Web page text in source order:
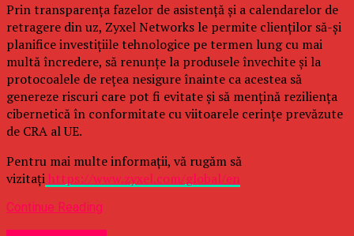
Prin transparența fazelor de asistență și a calendarelor de
retragere din uz, Zyxel Networks le permite clienților să-și
planifice investițiile tehnologice pe termen lung cu mai
multă încredere, să renunțe la produsele învechite și la
protocoalele de rețea nesigure înainte ca acestea să
genereze riscuri care pot fi evitate și să mențină reziliența
cibernetică în conformitate cu viitoarele cerințe prevăzute
de CRA al UE.
Pentru mai multe informații, vă rugăm să
vizitațihttps://www.zyxel.com/global/en
Continue Reading